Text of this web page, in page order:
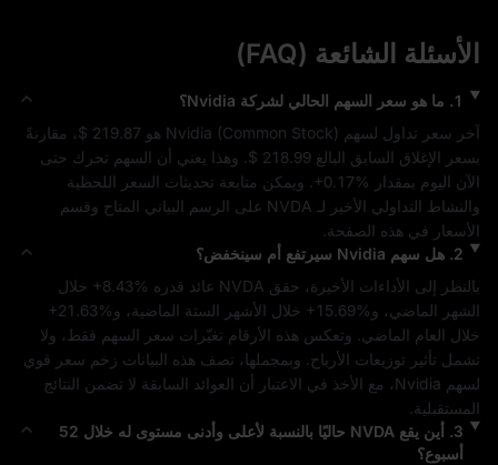
الأسئلة الشائعة (FAQ)
1
. ما هو سعر السهم الحالي لشركة Nvidia؟
آخر سعر تداول لسهم
Nvidia (Common Stock) هو $ 219.87
بسعر الإغلاق السابق البالغ $ 218.99
الآن اليوم بمقدار
+0.17%
والنشاط التداولي الأخير لـ NVDA
الأسعار في هذه الصفحة.
2
. هل سهم Nvidia سيرتفع أم سينخفض؟
بالنظر إلى الأداءات الأخيرة، حقق NVDA عائد قدره +8.43%
الشهر الماضي، و+15.69% خلال الأشهر الستة الماضية، و+21.63%
تشمل تأثير توزيعات الأرباح. وبمجملها، تصف هذه البيانات زخم سعر قوي
لسهم Nvidia
المستقبلية.
3
. أين يقع NVDA
حاليًا بالنسبة لأعلى وأدنى مستوى له خلال 52
أسبوع؟